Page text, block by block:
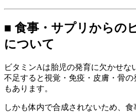
■ 食事・サプリからの
について
ビタミンAは胎児の発育に欠かせな
不足すると視覚・免疫・皮膚・骨の
もあります。
しかも体内で合成されないため、